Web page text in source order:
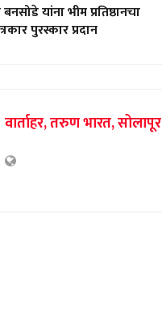
यांना भीम प्रतिष्ठानचा
पुरस्कार प्रदान
वार्ताहर, तरुण भारत, सोलापूर